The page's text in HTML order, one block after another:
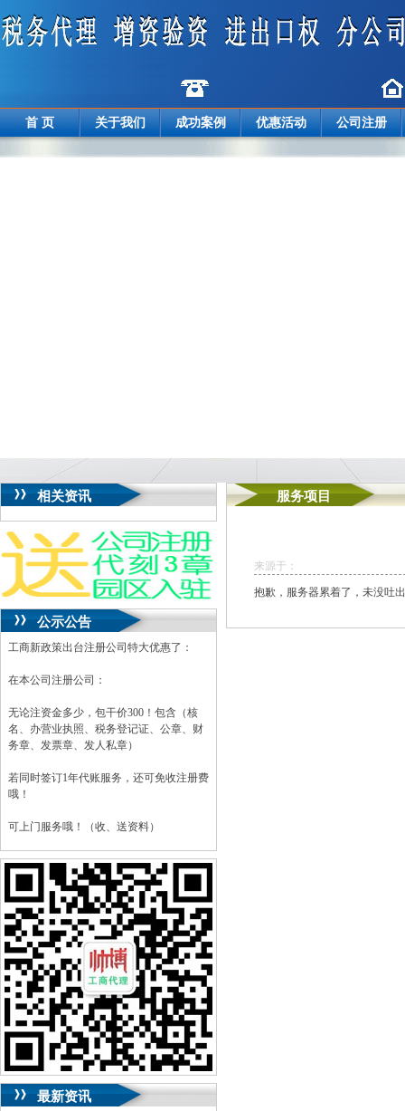
首 页 关于我们 成功案例 优惠活动 公司注册
相关资讯
公示公告
工商新政策出台注册公司特大优惠了：
在本公司注册公司：
无论注资金多少，包干价300！包含（核
名、办营业执照、税务登记证、公章、财
务章、发票章、发人私章）
若同时签订1年代账服务，还可免收注册费
哦！
可上门服务哦！（收、送资料）
可加急服务哦！（最快可1工作日）
可代理开银行账户！（我们有长期合作的
银行，可免银行年费用）
咨询热线：023-63653351/63653355、
13320337068、13368080804，一通电话，
优惠多多！
咨询QQ：1063653355、1163653355、
1263653355
023-63653351/63653355、送资料）可加急
无论注资金多少，公章、咨询
QQ：13368080804， （最快可1工作日）
可代理开银行账户！
包干价300！税务登记证、一通电话，
最新资讯
服务项目
来源于：
抱歉，服务器累着了，未没吐